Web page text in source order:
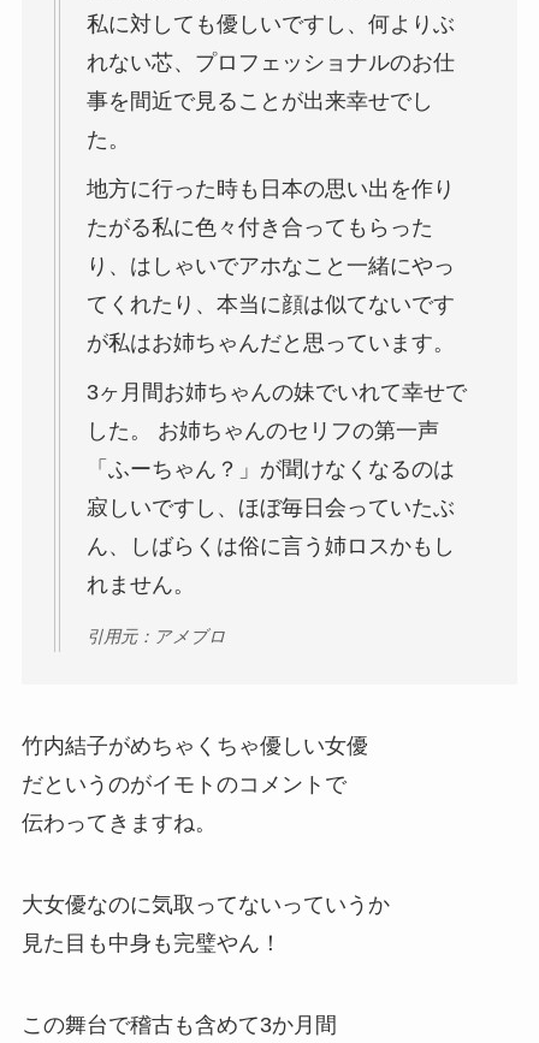
私に対しても優しいですし、何よりぶ
れない芯、プロフェッショナルのお仕
事を間近で見ることが出来幸せでし
た。
地方に行った時も日本の思い出を作り
たがる私に色々付き合ってもらった
り、はしゃいでアホなこと一緒にやっ
てくれたり、本当に顔は似てないです
が私はお姉ちゃんだと思っています。
3ヶ月間お姉ちゃんの妹でいれて幸せで
した。 お姉ちゃんのセリフの第一声
「ふーちゃん？」が聞けなくなるのは
寂しいですし、ほぼ毎日会っていたぶ
ん、しばらくは俗に言う姉ロスかもし
れません。
引用元：アメブロ
竹内結子がめちゃくちゃ優しい女優
だというのがイモトのコメントで
伝わってきますね。
大女優なのに気取ってないっていうか
見た目も中身も完璧やん！
この舞台で稽古も含めて3か月間